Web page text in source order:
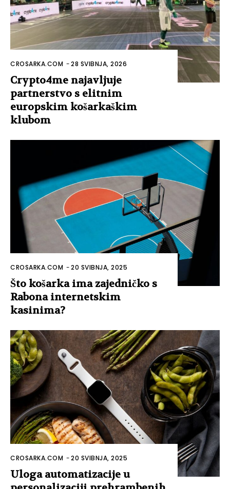
CROSARKA.COM -28 SVIBNJA, 2026
Crypto4me najavljuje
partnerstvo s elitnim
europskim košarkaškim
klubom
CROSARKA.COM -20 SVIBNJA, 2025
Što košarka ima zajedničko s
Rabona internetskim
kasinima?
CROSARKA.COM -20 SVIBNJA, 2025
Uloga automatizacije u